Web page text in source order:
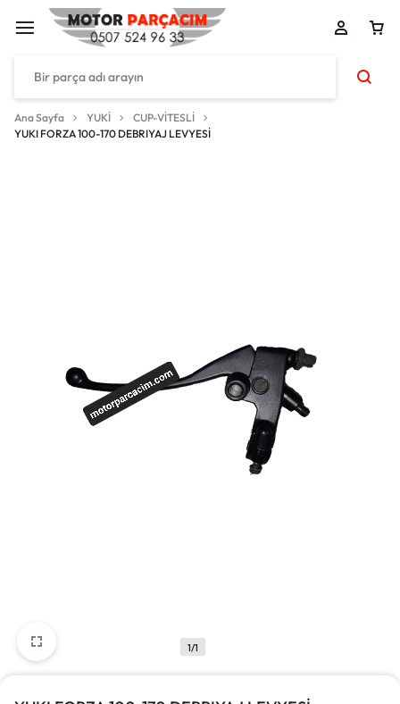
Ana Sayfa YUKİ
CUP-VİTESLİ
YUKI FORZA 100-170 DEBRIYAJ LEVYESİ
1/1